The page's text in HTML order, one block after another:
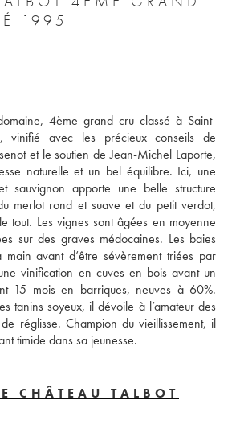
CRU CLASSÉ 1995
4ème grand cru classé à Saint-
vinifié avec les précieux conseils de
et le soutien de Jean-Michel Laporte,
naturelle et un bel équilibre. Ici, une
sauvignon apporte une belle structure
merlot rond et suave et du petit verdot,
tout. Les vignes sont âgées en moyenne
sur des graves médocaines. Les baies
avant d’être sévèrement triées par
vinification en cuves en bois avant un
15 mois en barriques, neuves à 60%.
tanins soyeux, il dévoile à l’amateur des
réglisse. Champion du vieillissement, il
timide dans sa jeunesse.
CHÂTEAU TALBOT